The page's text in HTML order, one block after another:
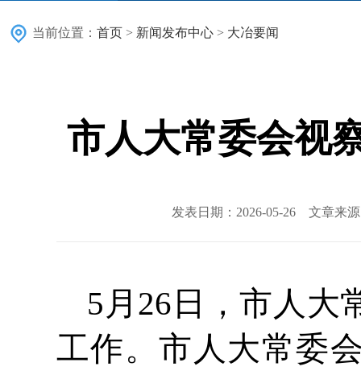
当前位置： 首页 > 新闻发布中心 > 大冶要闻
市人大常委会视
发表日期：2026-05-26 文章来
5月26日，市人大
工作。市人大常委